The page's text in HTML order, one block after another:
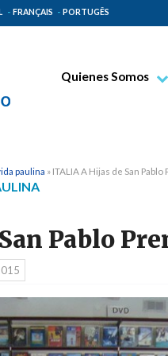
FRANÇAIS PORTUGÊS
Quienes Somos
Gobierno General
paulina » ITALIA A Hijas de San
Pablo